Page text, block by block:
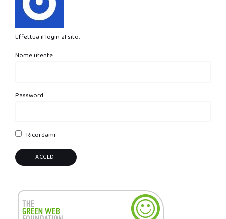
Effettua il login al sito.
Nome utente
Password
Ricordami